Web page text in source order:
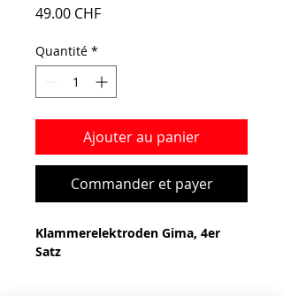
49.00 CHFPrix
Quantité *
Ajouter au panier
Commander et payer
Klammerelektroden Gima, 4er
Satz